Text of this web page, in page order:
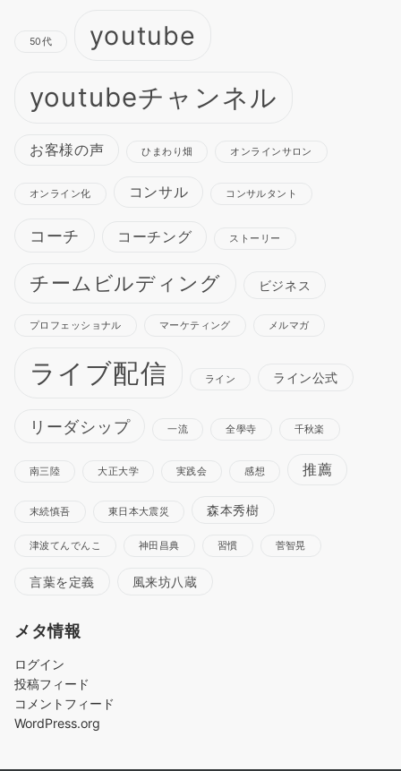
50代
youtube
youtubeチャンネル
お客様の声 ひまわり畑 オンラインサロン
オンライン化 コンサル コンサルタント
コーチ コーチング ストーリー
チームビルディング ビジネス
プロフェッショナル マーケティング メルマガ
ライブ配信 ライン ライン公式
リーダシップ 一流 全學寺 千秋楽
南三陸 大正大学 実践会 感想 推薦
末続慎吾 東日本大震災 森本秀樹
津波てんでんこ 神田昌典 習慣 菅智晃
言葉を定義 風来坊八蔵
メタ情報
ログイン
投稿フィード
コメントフィード
WordPress.org